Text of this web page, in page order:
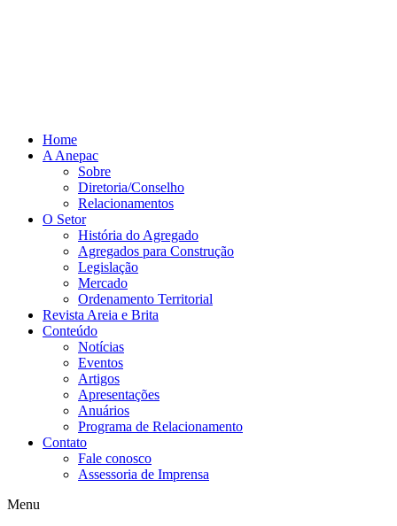
Home
A Anepac
Sobre
Diretoria/Conselho
Relacionamentos
O Setor
História do Agregado
Agregados para Construção
Legislação
Mercado
Ordenamento Territorial
Revista Areia e Brita
Conteúdo
Notícias
Eventos
Artigos
Apresentações
Anuários
Programa de Relacionamento
Contato
Fale conosco
Assessoria de Imprensa
Menu